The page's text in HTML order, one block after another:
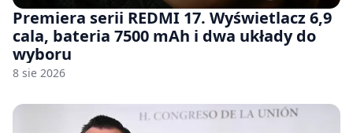
Premiera serii REDMI 17. Wyświetlacz 6,9
cala, bateria 7500 mAh i dwa układy do
wyboru
8 sie 2026